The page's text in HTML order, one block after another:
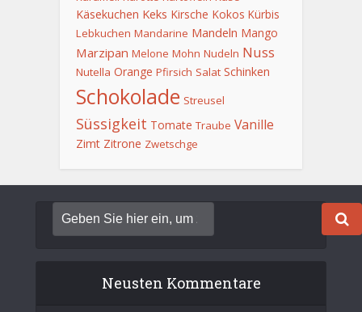
Käsekuchen Keks Kirsche Kokos Kürbis
Lebkuchen Mandarine Mandeln Mango
Marzipan Melone Mohn Nudeln Nuss
Nutella Orange Pfirsich Salat Schinken
Schokolade Streusel
Süssigkeit Tomate Traube Vanille
Zimt Zitrone Zwetschge
Neusten Kommentare